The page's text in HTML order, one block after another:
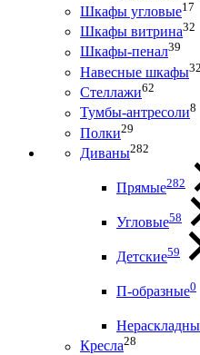
Шкафы угловые17
Шкафы витрина32
Шкафы-пенал39
Навесные шкафы32
Стеллажи62
Тумбы-антресоли8
Полки29
Диваны282
Прямые282
Угловые58
Детские59
П-образные0
Кресла28